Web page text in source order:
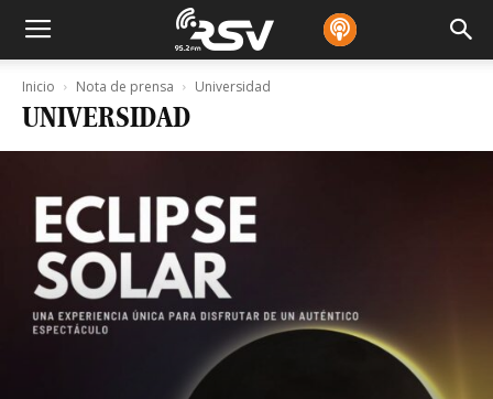
Inicio Nota de prensa Universidad
UNIVERSIDAD